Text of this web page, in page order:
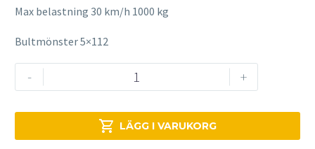
Max belastning 30 km/h 1000 kg
Bultmönster 5×112
-
Axeltapp/Nav
LAXO
+
 LÄGG I VARUKORG